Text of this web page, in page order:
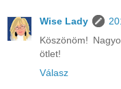
Wise Lady
Köszönöm!
ötlet!
Válasz